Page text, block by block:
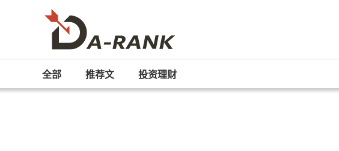
全部 推荐文 投资理财